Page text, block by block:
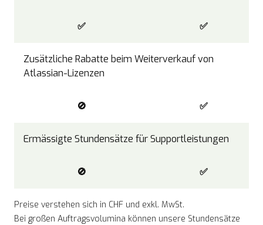
✅ ✅
Zusätzliche Rabatte beim Weiterverkauf von
Atlassian-Lizenzen
🚫 ✅
Ermässigte Stundensätze für Supportleistungen
🚫 ✅
Preise verstehen sich in CHF und exkl. MwSt.
Bei großen Auftragsvolumina können unsere Stundensätze